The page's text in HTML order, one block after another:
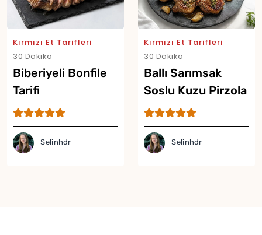
Kırmızı Et Tarifleri
30 Dakika
Biberiyeli Bonfile
Tarifi
Selinhdr
Kırmızı Et Tarifleri
30 Dakika
Ballı Sarımsak
Soslu Kuzu Pirzola
Tarifi
Selinhdr